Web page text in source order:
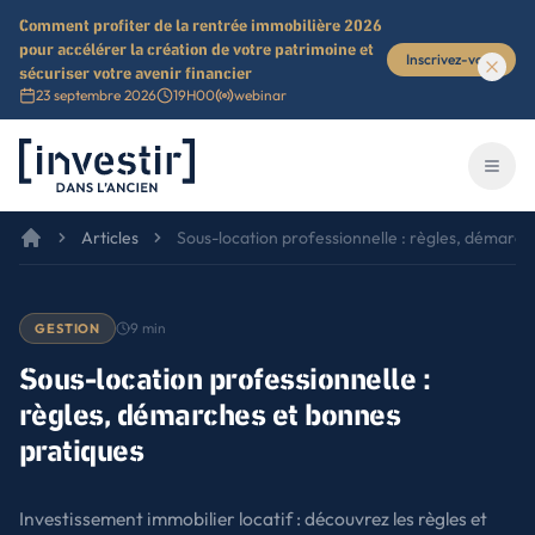
Comment profiter de la rentrée immobilière 2026
pour accélérer la création de votre patrimoine et
sécuriser votre avenir financier
23 septembre 2026 19H00 webinar
Inscrivez-vous
Investir dans l'ancien
Articles Sous-location professionnelle : règles,
GESTION 9 min
Sous-location professionnelle :
règles, démarches et bonnes
pratiques
Investissement immobilier locatif : découvrez les règles et